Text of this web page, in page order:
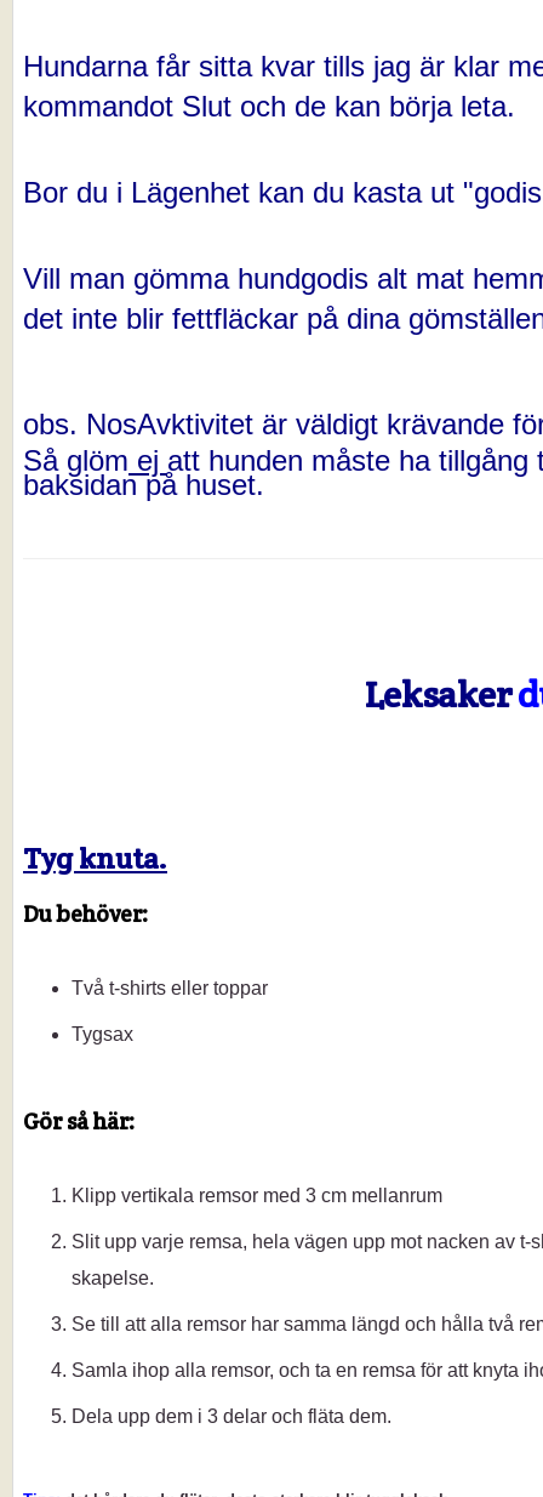
Hundarna får sitta kvar tills jag är klar
kommandot Slut och de kan börja leta.
Bor du i Lägenhet kan du kasta ut
Vill man gömma hundgodis alt mat
det inte blir fettfläckar på dina
obs. NosAvktivitet är väldigt krävande
Så glöm ej att hunden måste ha
baksidan på huset.
Leksaker
Tyg knuta.
Du behöver:
Två t-shirts eller toppar
Tygsax
Gör så här:
Klipp vertikala remsor med 3 cm mellanrum
Slit upp varje remsa, hela vägen upp mot nacken av
skapelse.
Se till att alla remsor har samma längd och hålla två
Samla ihop alla remsor, och ta en remsa för att knyta
Dela upp dem i 3 delar och fläta dem.